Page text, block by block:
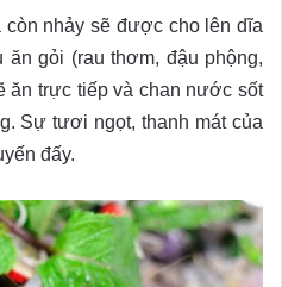
nhảy sẽ được cho lên dĩa
gỏi (rau thơm, đậu phộng,
ăn trực tiếp và chan nước sốt
Sự tươi ngọt, thanh mát của
đấy.